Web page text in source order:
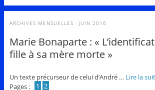
ARCHIVES MENSUELLES : JUIN 2016
Marie Bonaparte : «
fille à sa mère morte »
Un texte précurseur de celui d’André … Lire la
Pages :
1 2